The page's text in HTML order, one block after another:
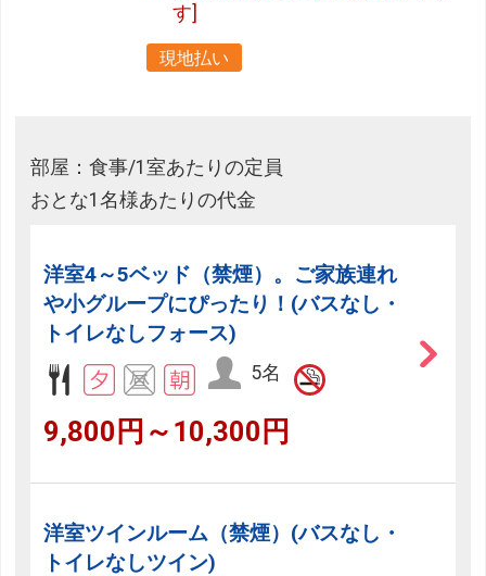
す]
現地払い
部屋：食事/1室あたりの定員
おとな1名様あたりの代金
洋室4～5ベッド（禁煙）。ご家族連れ
や小グループにぴったり！(バスなし・
トイレなしフォース)
5名
9,800円～10,300円
洋室ツインルーム（禁煙）(バスなし・
トイレなしツイン)